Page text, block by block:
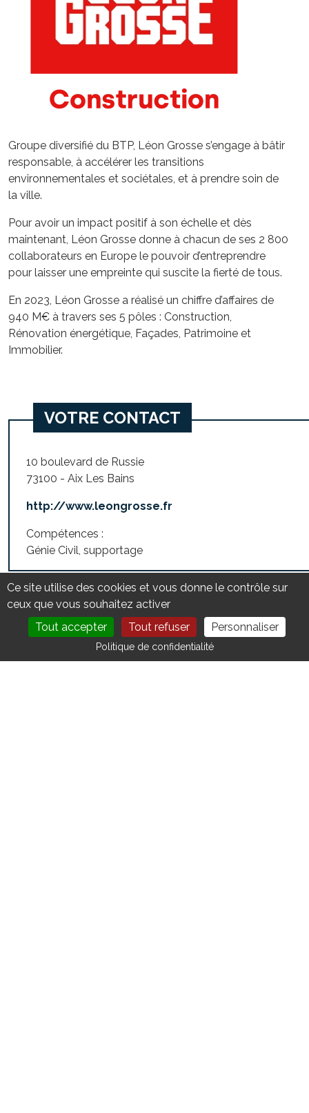
DEVENIR MEMBRE NOUS CONTACTER
Groupe diversifié du BTP, Léon Grosse s’engage à bâtir
responsable, à accélérer les transitions
environnementales et sociétales, et à prendre soin de
la ville.
Pour avoir un impact positif à son échelle et dès
maintenant, Léon Grosse donne à chacun de ses 2 800
collaborateurs en Europe le pouvoir d’entreprendre
pour laisser une empreinte qui suscite la fierté de tous.
En 2023, Léon Grosse a réalisé un chiffre d’affaires de
940 M€ à travers ses 5 pôles : Construction,
Rénovation énergétique, Façades, Patrimoine et
Immobilier.
VOTRE CONTACT
10 boulevard de Russie
73100 - Aix Les Bains
http://www.leongrosse.fr
Compétences :
Génie Civil, supportage
REVENIR À L'ANNUAIRE
Ce site utilise des cookies et vous donne le contrôle sur
ceux que vous souhaitez activer
Tout accepter
Tout refuser Personnaliser
Politique de confidentialité